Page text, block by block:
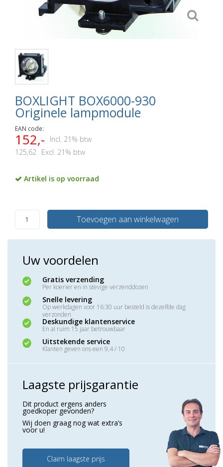
BOXLIGHT BOX6000-930
Originele lampmodule
EAN code:
152,-
Incl. 21% btw
125,62
Excl. 21% btw
Artikel is op voorraad
Toevoegen aan winkelwagen
Uw voordelen
Gratis verzending
Per koerier en in stevige verzenddozen
Snelle levering
Op werkdagen voor 16:30 uur besteld is dezelfde dag
verzonden
Deskundige klantenservice
En al ruim 15 jaar betrouwbaar
Uitstekende service
Klanten geven ons een 9,4 / 10
Laagste prijsgarantie
Dit product ergens anders
goedkoper gevonden?
Wij doen graag nog wat extra’s
voor u!
Claim laagste prijs